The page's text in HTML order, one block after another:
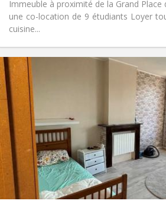
Immeuble à proximité de la Grand Place
une co-location de 9 étudiants Loyer
cuisine...